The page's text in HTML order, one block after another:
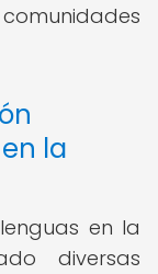
la
en la
diversas